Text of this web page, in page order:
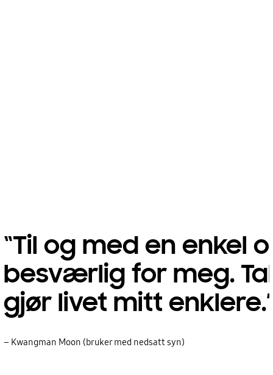
“Til og med en enkel
besværlig for meg.
gjør livet mitt
– Kwangman Moon (bruker med nedsatt syn)